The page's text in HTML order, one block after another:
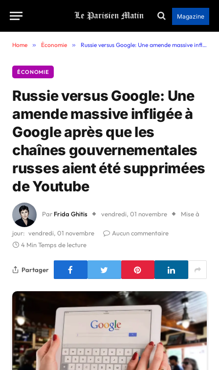
Magazine
Home » Économie » Russie versus Google: Une amende massive infligée à Google après que les chaînes gouvernementales russes aient été supprimées de Youtube
ÉCONOMIE
Russie versus Google: Une
amende massive infligée à
Google après que les
chaînes gouvernementales
russes aient été supprimées
de Youtube
Par Frida Ghitis vendredi, 01 novembre Mise à
jour: vendredi, 01 novembre
Aucun commentaire
4 Min Temps de lecture
Partager